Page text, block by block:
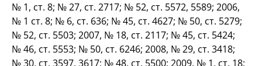
№ 1, ст. 8; № 27, ст. 2717; № 52, ст. 5572, 5589; 2006,
№ 1 ст. 8; № 6, ст. 636; № 45, ст. 4627; № 50, ст. 5279;
№ 52, ст. 5503; 2007, № 18, ст. 2117; № 45, ст. 5424;
№ 46, ст. 5553; № 50, ст. 6246; 2008, № 29, ст. 3418;
№ 30, ст. 3597, 3617; № 48, ст. 5500; 2009, № 1, ст. 18;